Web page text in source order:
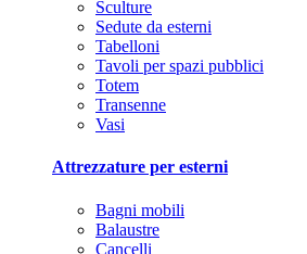
Sculture
Sedute da esterni
Tabelloni
Tavoli per spazi pubblici
Totem
Transenne
Vasi
Attrezzature per esterni
Bagni mobili
Balaustre
Cancelli